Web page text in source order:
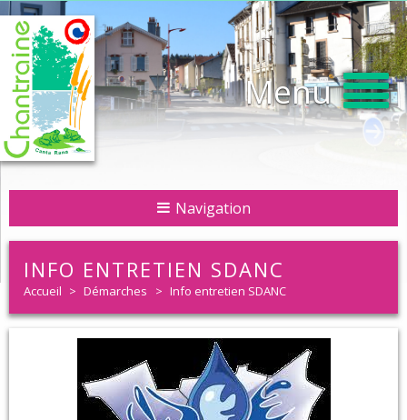
Menu
INFO ENTRETIEN SDANC
Accueil > Démarches > Info entretien SDANC
Navigation